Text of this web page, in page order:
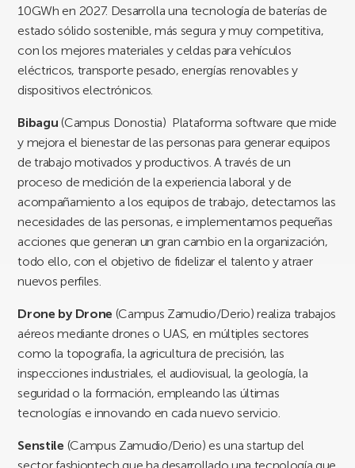
10GWh en 2027. Desarrolla una tecnología de baterías de
estado sólido sostenible, más segura y muy competitiva,
con los mejores materiales y celdas para vehículos
eléctricos, transporte pesado, energías renovables y
dispositivos electrónicos.
Bibagu (Campus Donostia) Plataforma software que mide
y mejora el bienestar de las personas para generar equipos
de trabajo motivados y productivos. A través de un
proceso de medición de la experiencia laboral y de
acompañamiento a los equipos de trabajo, detectamos las
necesidades de las personas, e implementamos pequeñas
acciones que generan un gran cambio en la organización,
todo ello, con el objetivo de fidelizar el talento y atraer
nuevos perfiles.
Drone by Drone (Campus Zamudio/Derio) realiza trabajos
aéreos mediante drones o UAS, en múltiples sectores
como la topografía, la agricultura de precisión, las
inspecciones industriales, el audiovisual, la geología, la
seguridad o la formación, empleando las últimas
tecnologías e innovando en cada nuevo servicio.
Senstile (Campus Zamudio/Derio) es una startup del